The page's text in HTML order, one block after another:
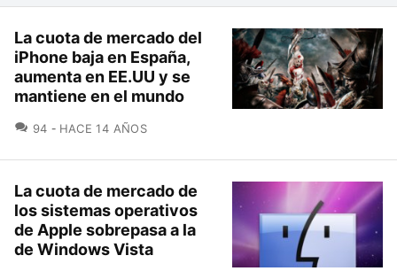
La cuota de mercado del
iPhone baja en España,
aumenta en EE.UU y se
mantiene en el mundo
94 COMENTARIOS
HACE 14 AÑOS
La cuota de mercado de
los sistemas operativos
de Apple sobrepasa a la
de Windows Vista